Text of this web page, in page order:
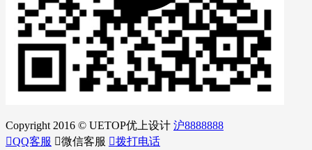
Copyright 2016 © UETOP优上设计 沪8888888
QQ客服 微信客服 拨打电话